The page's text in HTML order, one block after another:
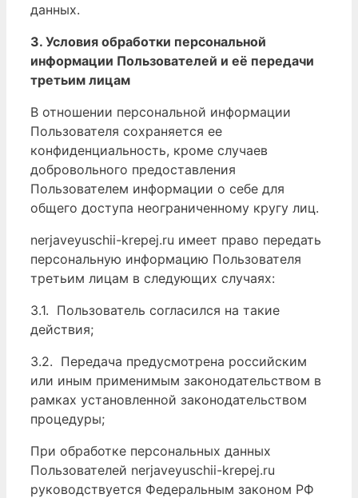
данных.
3. Условия обработки персональной
информации Пользователей и её передачи
третьим лицам
В отношении персональной информации
Пользователя сохраняется ее
конфиденциальность, кроме случаев
добровольного предоставления
Пользователем информации о себе для
общего доступа неограниченному кругу лиц.
nerjaveyuschii-krepej.ru имеет право передать
персональную информацию Пользователя
третьим лицам в следующих случаях:
3.1. Пользователь согласился на такие
действия;
3.2. Передача предусмотрена российским
или иным применимым законодательством в
рамках установленной законодательством
процедуры;
При обработке персональных данных
Пользователей nerjaveyuschii-krepej.ru
руководствуется Федеральным законом РФ